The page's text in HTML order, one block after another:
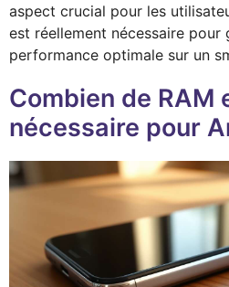
aspect crucial pour les
est réellement nécessaire pour
performance optimale sur un
Combien de RAM
nécessaire pour